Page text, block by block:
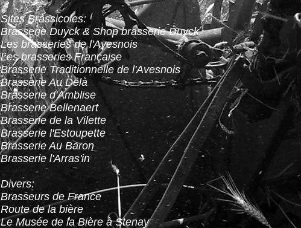
Sites Brassicoles:
Brasserie Duyck&Shop brasserie Duyck
Les brasseries de l'Avesnois
Les brasseries Française
Brasserie Traditionnelle de l'Avesnois
Brasserie Au Delà
Brasserie d'Amblise
Brasserie Bellenaert
Brasserie de la Vilette
Brasserie l'Estoupette
Brasserie Au Baron
Brasserie l'Arras'in
Divers:
Brasseurs de France
Route de la bière
Le Musée de la Bière à Stenay